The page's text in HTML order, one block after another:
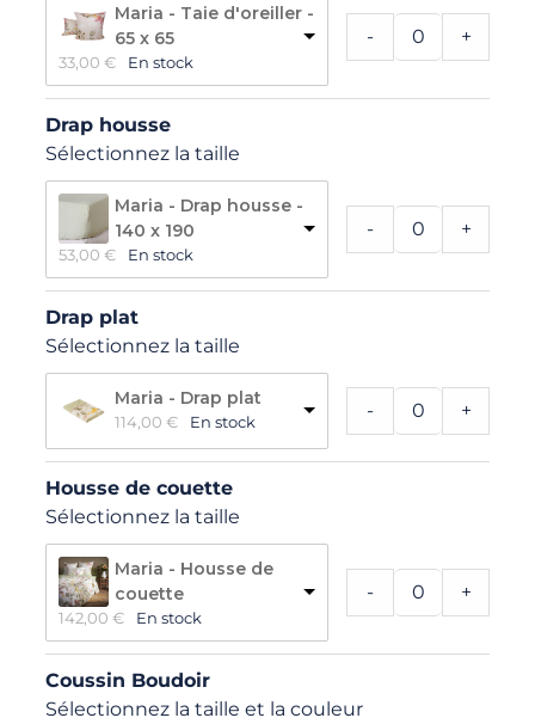
Maria - Taie d'oreiller -
65 x 65
33,00 € En stock
- +
Drap housse
Sélectionnez la taille
Maria - Drap housse -
140 x 190
53,00 € En stock
- +
Drap plat
Sélectionnez la taille
Maria - Drap plat
114,00 € En stock - +
Housse de couette
Sélectionnez la taille
Maria - Housse de
couette
142,00 € En stock
- +
Coussin Boudoir
Sélectionnez la taille et la couleur